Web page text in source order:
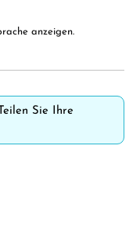
anzeigen.
Sie Ihre